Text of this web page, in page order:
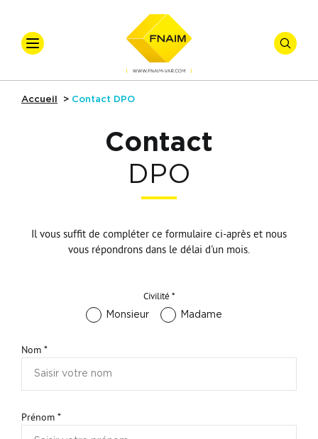
Locations
Nos Actualités
Accueil Contact DPO
Contact
DPO
Il vous suffit de compléter ce formulaire ci-après et nous
vous répondrons dans le délai d'un mois.
Civilité *
Monsieur Madame
Nom *
Prénom *